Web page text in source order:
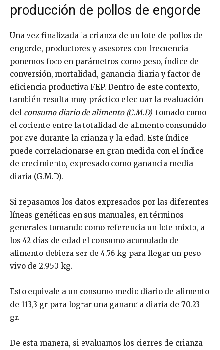
producción de pollos de engorde
Una vez finalizada la crianza de un lote de pollos de
engorde, productores y asesores con frecuencia
ponemos foco en parámetros como peso, índice de
conversión, mortalidad, ganancia diaria y factor de
eficiencia productiva FEP. Dentro de este contexto,
también resulta muy práctico efectuar la evaluación
del consumo diario de alimento (C.M.D) tomado como
el cociente entre la totalidad de alimento consumido
por ave durante la crianza y la edad. Este índice
puede correlacionarse en gran medida con el índice
de crecimiento, expresado como ganancia media
diaria (G.M.D).
Si repasamos los datos expresados por las diferentes
líneas genéticas en sus manuales, en términos
generales tomando como referencia un lote mixto, a
los 42 días de edad el consumo acumulado de
alimento debiera ser de 4.76 kg para llegar un peso
vivo de 2.950 kg.
Esto equivale a un consumo medio diario de alimento
de 113,3 gr para lograr una ganancia diaria de 70.23
gr.
De esta manera, si evaluamos los cierres de crianza